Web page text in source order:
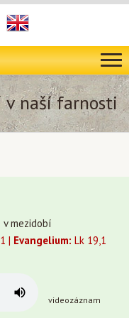
v naší farnosti
v mezidobí
| Evangelium: Lk 19,1
videozáznam